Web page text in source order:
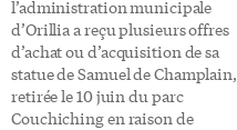
rencontre de l’OTAN à Ankara
que Trump a mentionné le
nouveau péril rouge menaçant
[…]
l’administration municipale
d’Orillia a reçu plusieurs offres
d’achat ou d’acquisition de sa
statue de Samuel de Champlain,
retirée le 10 juin du parc
Couchiching en raison de